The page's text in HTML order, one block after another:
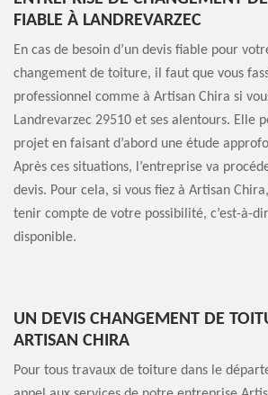
FIABLE À LANDREVARZEC
En cas de besoin d’un devis fiable pour
changement de toiture, il faut que vous
professionnel comme à Artisan Chira si
Landrevarzec 29510 et ses alentours. Elle
projet en faisant d’abord une étude
Après ces situations, l’entreprise va
devis. Pour cela, si vous fiez à Artisan
tenir compte de votre possibilité, c’est-à-
disponible.
UN DEVIS CHANGEMENT DE
ARTISAN CHIRA
Pour tous travaux de toiture dans le